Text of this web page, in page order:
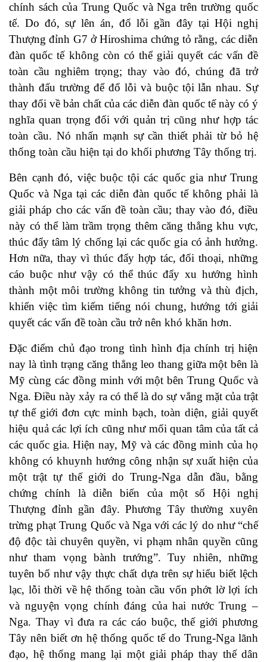
chính sách của Trung Quốc và Nga trên trường quốc
tế. Do đó, sự lên án, đổ lỗi gần đây tại Hội nghị
Thượng đỉnh G7 ở Hiroshima chứng tỏ rằng, các diễn
đàn quốc tế không còn có thể giải quyết các vấn đề
toàn cầu nghiêm trọng; thay vào đó, chúng đã trở
thành đấu trường để đổ lỗi và buộc tội lẫn nhau. Sự
thay đổi về bản chất của các diễn đàn quốc tế này có ý
nghĩa quan trọng đối với quản trị cũng như hợp tác
toàn cầu. Nó nhấn mạnh sự cần thiết phải từ bỏ hệ
thống toàn cầu hiện tại do khối phương Tây thống trị.
Bên cạnh đó, việc buộc tội các quốc gia như Trung
Quốc và Nga tại các diễn đàn quốc tế không phải là
giải pháp cho các vấn đề toàn cầu; thay vào đó, điều
này có thể làm trầm trọng thêm căng thẳng khu vực,
thúc đẩy tâm lý chống lại các quốc gia có ảnh hưởng.
Hơn nữa, thay vì thúc đẩy hợp tác, đối thoại, những
cáo buộc như vậy có thể thúc đẩy xu hướng hình
thành một môi trường không tin tưởng và thù địch,
khiến việc tìm kiếm tiếng nói chung, hướng tới giải
quyết các vấn đề toàn cầu trở nên khó khăn hơn.
Đặc điểm chủ đạo trong tình hình địa chính trị hiện
nay là tình trạng căng thẳng leo thang giữa một bên là
Mỹ cùng các đồng minh với một bên Trung Quốc và
Nga. Điều này xảy ra có thể là do sự vắng mặt của trật
tự thế giới đơn cực minh bạch, toàn diện, giải quyết
hiệu quả các lợi ích cũng như mối quan tâm của tất cả
các quốc gia. Hiện nay, Mỹ và các đồng minh của họ
không có khuynh hướng công nhận sự xuất hiện của
một trật tự thế giới do Trung-Nga dẫn đầu, bằng
chứng chính là diễn biến của một số Hội nghị
Thượng đỉnh gần đây. Phương Tây thường xuyên
trừng phạt Trung Quốc và Nga với các lý do như “chế
độ độc tài chuyên quyền, vi phạm nhân quyền cũng
như tham vọng bành trướng”. Tuy nhiên, những
tuyên bố như vậy thực chất dựa trên sự hiểu biết lệch
lạc, lỗi thời về hệ thống toàn cầu vốn phớt lờ lợi ích
và nguyện vọng chính đáng của hai nước Trung –
Nga. Thay vì đưa ra các cáo buộc, thế giới phương
Tây nên biết ơn hệ thống quốc tế do Trung-Nga lãnh
đạo, hệ thống mang lại một giải pháp thay thế dân